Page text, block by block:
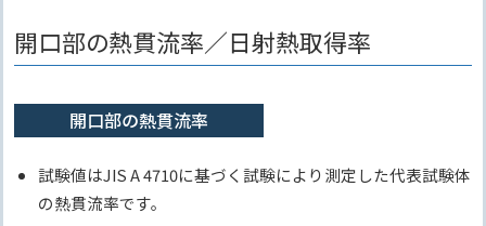
開口部の熱貫流率／日射熱取得率
開口部の熱貫流率
試験値はJIS A 4710に基づく試験により測定した代表試験体
の熱貫流率です。